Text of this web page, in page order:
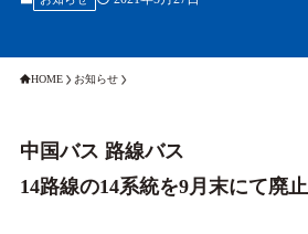
HOME お知らせ
中国バス 路線バス
14路線の14系統を9月末にて廃止